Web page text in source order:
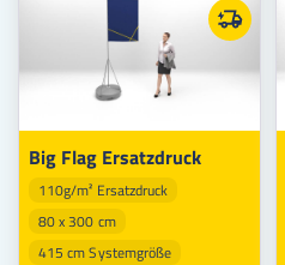
Big Flag Ersatzdruck
110g/m² Ersatzdruck
80 x 300 cm
415 cm Systemgröße